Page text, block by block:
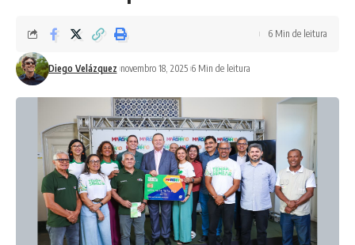
Diego Velázquez novembro 18, 2025 6 Min de leitura
6 Min de leitura